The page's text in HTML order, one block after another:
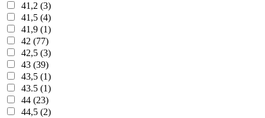
41,2 (3)
41,5 (4)
41,9 (1)
42 (77)
42,5 (3)
43 (39)
43,5 (1)
43.5 (1)
44 (23)
44,5 (2)